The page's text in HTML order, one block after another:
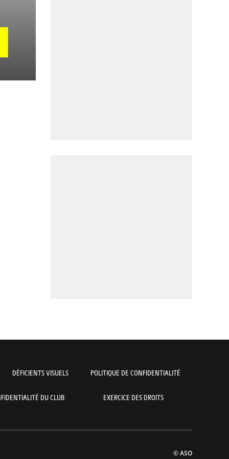
DÉFICIENTS VISUELS POLITIQUE DE CONFIDENTIALITÉ
DU CLUB EXERCICE DES DROITS
© ASO